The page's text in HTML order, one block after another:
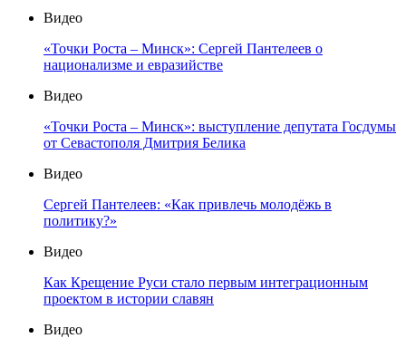
Видео
«Точки Роста – Минск»: Сергей Пантелеев о
национализме и евразийстве
Видео
«Точки Роста – Минск»: выступление депутата Госдумы
от Севастополя Дмитрия Белика
Видео
Сергей Пантелеев: «Как привлечь молодёжь в
политику?»
Видео
Как Крещение Руси стало первым интеграционным
проектом в истории славян
Видео